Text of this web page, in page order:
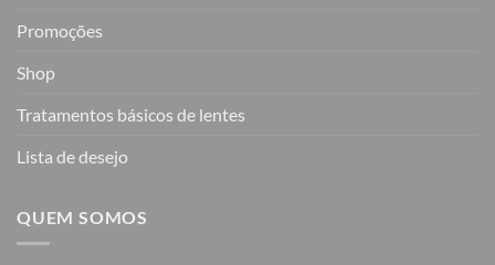
Promoções
Shop
Tratamentos básicos de lentes
Lista de desejo
QUEM SOMOS